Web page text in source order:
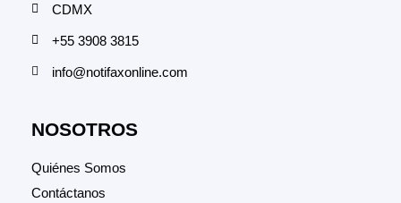
CDMX
+55 3908 3815
info@notifaxonline.com
NOSOTROS
Quiénes Somos
Contáctanos